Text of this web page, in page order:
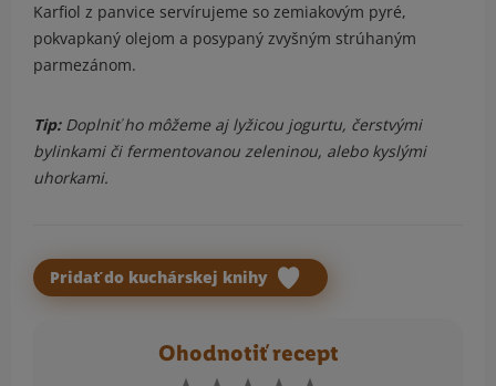
Karfiol z panvice servírujeme so zemiakovým pyré,
pokvapkaný olejom a posypaný zvyšným strúhaným
parmezánom.
Tip:Doplniť ho môžeme aj lyžicou jogurtu, čerstvými
bylinkami či fermentovanou zeleninou, alebo kyslými
uhorkami.
Pridať do kuchárskej knihy
Ohodnotiť recept